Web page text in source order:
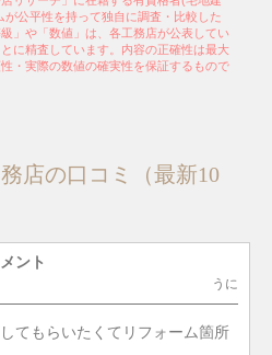
公平性を持って独自に調査・比較した
」や「数値」は、各工務店が公表してい
に精査しています。内容の正確性は最大
・実際の数値の確実性を保証するもので
店の口コミ（最新10
ント
うに
てもらいたくてリフォーム箇所